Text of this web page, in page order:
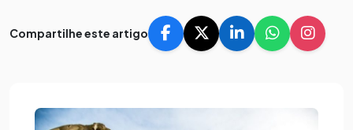
Compartilhe este artigo